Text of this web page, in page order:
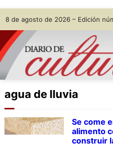
Skip
to
content
8 de agosto de 2026 – Edición
agua de lluvia
Se come
alimento
construir